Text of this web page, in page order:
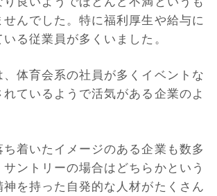
んでした。特に福利厚生や給与に
る従業員が多くいました。
体育会系の社員が多くイベントな
ているようで活気がある企業のよ
着いたイメージのある企業も数多
サントリーの場合はどちらかという
神を持った自発的な人材がたくさん